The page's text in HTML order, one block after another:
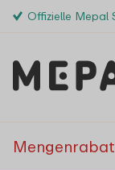
Offizielle Mepal